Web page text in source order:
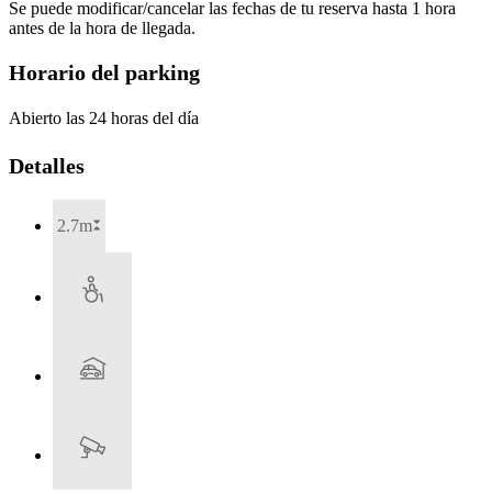
Se puede modificar/cancelar las fechas de tu reserva hasta 1 hora
antes de la hora de llegada.
Horario del parking
Abierto las 24 horas del día
Detalles
2.7m